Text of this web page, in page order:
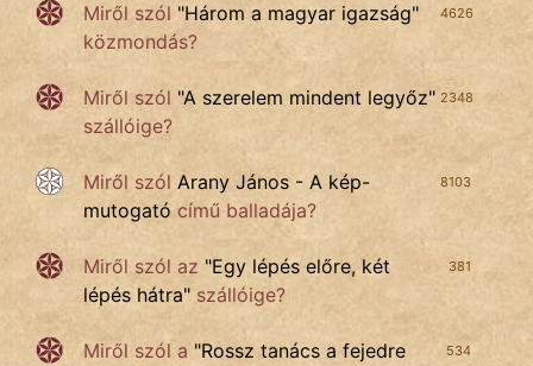
szegény legény
Hoffer Botond
szemfüles
4626
Miről szól "Három a magyar igazság"
közmondás?
2348
Miről szól "A szerelem mindent legyőz"
szállóige?
8103
Miről szól Arany János - A kép-
mutogatócímű balladája?
381
Miről szól az "Egy lépés előre, két
lépés hátra" szállóige?
534
Miről szól a "Rossz tanács a fejedre